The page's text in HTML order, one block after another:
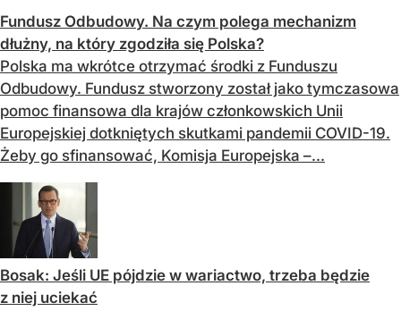
Fundusz Odbudowy. Na czym polega mechanizm
dłużny, na który zgodziła się Polska?
Polska ma wkrótce otrzymać środki z Funduszu
Odbudowy. Fundusz stworzony został jako tymczasowa
pomoc finansowa dla krajów członkowskich Unii
Europejskiej dotkniętych skutkami pandemii COVID-19.
Żeby go sfinansować, Komisja Europejska –...
Bosak: Jeśli UE pójdzie w wariactwo, trzeba będzie
z niej uciekać